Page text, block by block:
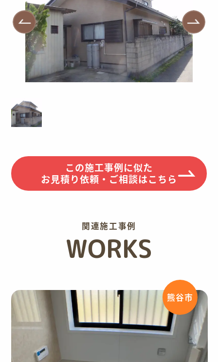
この施工事例に似た
お見積り依頼・ご相談はこちら
関連施工事例
WORKS
熊谷市